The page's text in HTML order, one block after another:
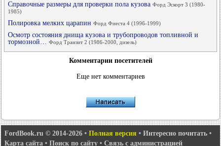
Справочные размеры для проверки пола кузова Форд Эскорт 3 (1980-
1985)
Полировка мелких царапин Форд Фиеста 4 (1996-1999)
Осмотр состояния днища кузова и трубопроводов топливной и
тормозной… Форд Транзит 2 (1986-2000, дизель)
Комментарии посетителей
Еще нет комментариев
FordBook.ru © 2014-2026 • Полная версия • Интересно почитать •
Карта сайта • Поиск по сайту • Связь с администрацией